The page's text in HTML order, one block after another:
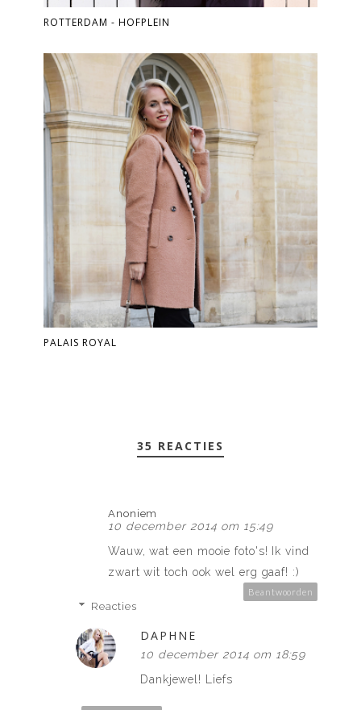
ROTTERDAM - HOFPLEIN
PALAIS ROYAL
35 REACTIES
Anoniem
10 december 2014 om 15:49
Wauw, wat een mooie foto's! Ik vind
zwart wit toch ook wel erg gaaf! :)
Beantwoorden
Reacties
DAPHNE
10 december 2014 om 18:59
Dankjewel! Liefs